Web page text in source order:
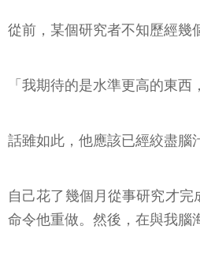
從前，某個研究者不知歷經幾
「我期待的是水準更高的東
話雖如此，他應該已經絞盡腦
自己花了幾個月從事研究才
命令他重做。然後，在與我腦